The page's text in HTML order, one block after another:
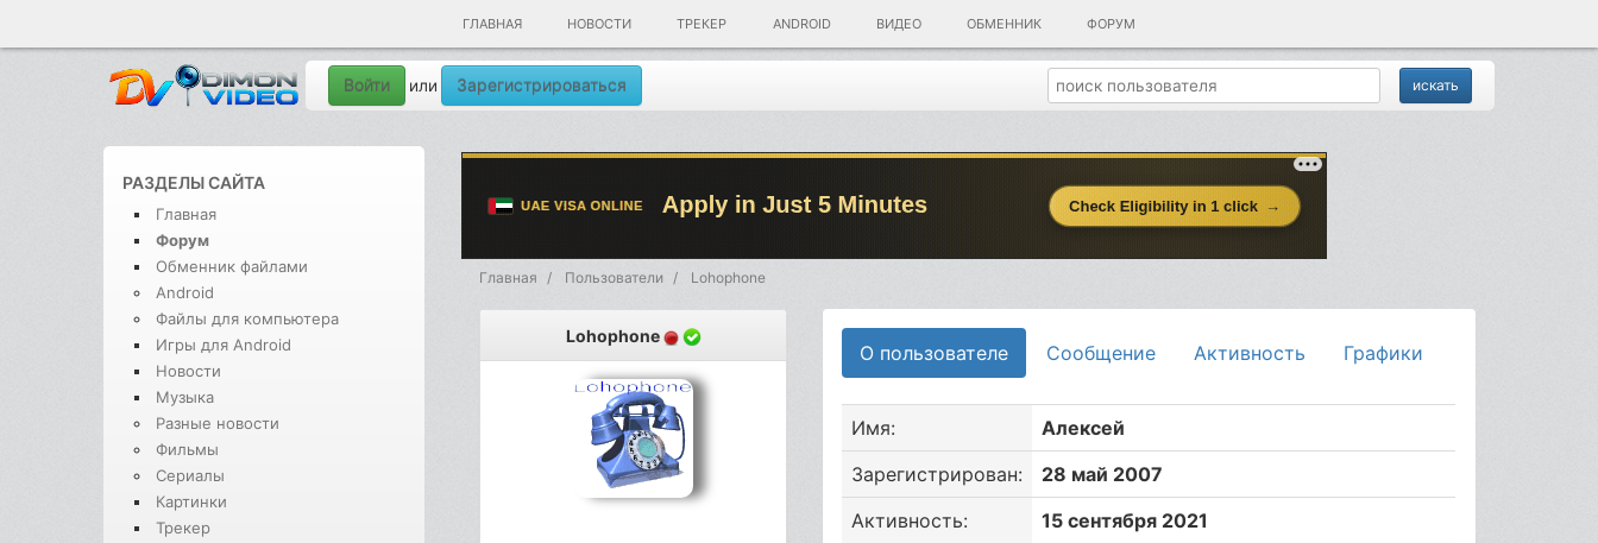
ГЛАВНАЯ НОВОСТИ ТРЕКЕР ANDROID ВИДЕО ОБМЕННИК ФОРУМ
Войти или Зарегистрироваться
РАЗДЕЛЫ САЙТА
Главная
Форум
Обменник файлами
Android
Файлы для компьютера
Игры для Android
Новости
Музыка
Разные новости
Фильмы
Сериалы
Картинки
Трекер
Главная Пользователи Lohophone
Lohophone
О пользователе Сообщение Активность Графики
Имя:
Алексей
Зарегистрирован:
28 май 2007
Активность:
15 сентября 2021